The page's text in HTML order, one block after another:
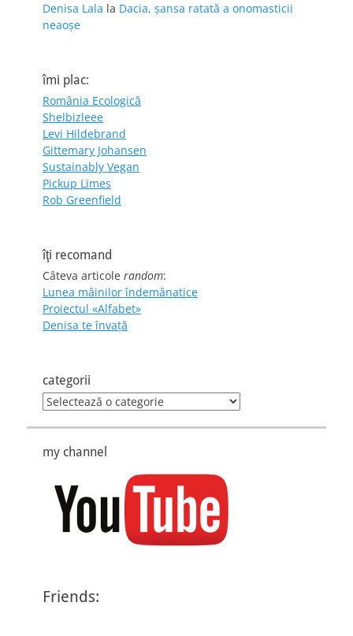
Denisa Lala la Dacia, șansa ratată a onomasticii
neaoșe
îmi plac:
România Ecologică
Shelbizleee
Levi Hildebrand
Gittemary Johansen
Sustainably Vegan
Pickup Limes
Rob Greenfield
îţi recomand
Câteva articole random:
Lunea mâinilor îndemânatice
Proiectul «Alfabet»
Denisa te învaţă
categorii
categorii
my channel
Friends: